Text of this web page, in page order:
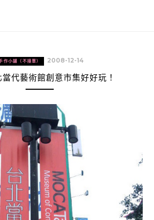
作小舖（不接單） 2008-12-14
代藝術館創意市集好好玩！